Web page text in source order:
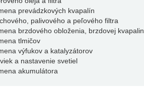
prevádzkových kvapalín
palivového a peľového filtra
brzdového obloženia, brzdovej
tlmičov
výfukov a katalyzátorov
a nastavenie svetiel
akumulátora